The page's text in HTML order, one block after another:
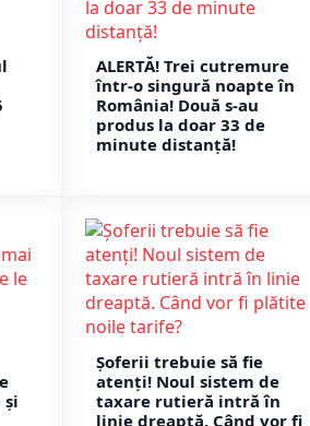
ALERTĂ! Trei cutremure
într-o singură noapte în
România! Două s-au
produs la doar 33 de
minute distanță!
și
Șoferii trebuie să fie
atenți! Noul sistem de
taxare rutieră intră în
linie dreaptă. Când vor fi